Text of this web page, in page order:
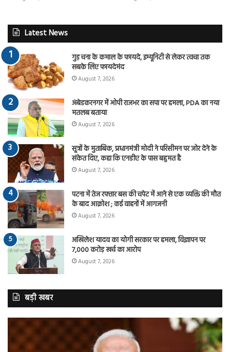
Latest News
गुड़ चना के कमाल के फायदे, इम्यूनिटी से लेकर त्वचा तक
सबके लिए फायदेमंद
August 7, 2026
अंबेडकरनगर में ओपी राजभर का सपा पर हमला, PDA का नया
मतलब बताया
August 7, 2026
सूत्रों के मुताबिक, प्रधानमंत्री मोदी ने परिसीमन पर जोर देने के
संकेत दिए, कहा कि एनडीए के पास बहुमत है
August 7, 2026
पटना में तेज रफ्तार बस की चपेट में आने से एक व्यक्ति की मौत
के बाद आक्रोश ; कई वाहनों में आगजनी
August 7, 2026
अखिलेश यादव का योगी सरकार पर हमला, विज्ञापन पर
7,000 करोड़ खर्च का आरोप
August 7, 2026
बड़ी खबर